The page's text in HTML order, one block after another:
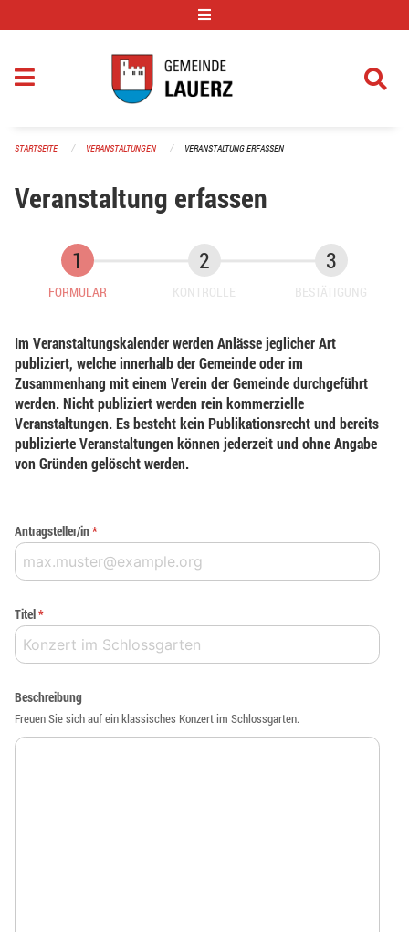
STARTSEITE VERANSTALTUNGEN VERANSTALTUNG ERFASSEN
Veranstaltung erfassen
FORMULAR KONTROLLE BESTÄTIGUNG
Im Veranstaltungskalender werden Anlässe jeglicher Art
publiziert, welche innerhalb der Gemeinde oder im
Zusammenhang mit einem Verein der Gemeinde durchgeführt
werden. Nicht publiziert werden rein kommerzielle
Veranstaltungen. Es besteht kein Publikationsrecht und bereits
publizierte Veranstaltungen können jederzeit und ohne Angabe
von Gründen gelöscht werden.
Antragsteller/in*
Titel*
Beschreibung
Freuen Sie sich auf ein klassisches Konzert im Schlossgarten.